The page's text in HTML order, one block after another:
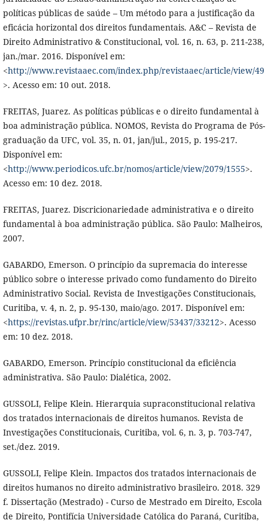
políticas públicas de saúde – Um método para a justificação da
eficácia horizontal dos direitos fundamentais. A&C – Revista de
Direito Administrativo & Constitucional, vol. 16, n. 63, p. 211-238,
jan./mar. 2016. Disponível em:
<http://www.revistaaec.com/index.php/revistaaec/article/view/49
>. Acesso em: 10 out. 2018.
FREITAS, Juarez. As políticas públicas e o direito fundamental à
boa administração pública. NOMOS, Revista do Programa de Pós-
graduação da UFC, vol. 35, n. 01, jan/jul., 2015, p. 195-217.
Disponível em:
<http://www.periodicos.ufc.br/nomos/article/view/2079/1555>.
Acesso em: 10 dez. 2018.
FREITAS, Juarez. Discricionariedade administrativa e o direito
fundamental à boa administração pública. São Paulo: Malheiros,
2007.
GABARDO, Emerson. O princípio da supremacia do interesse
público sobre o interesse privado como fundamento do Direito
Administrativo Social. Revista de Investigações Constitucionais,
Curitiba, v. 4, n. 2, p. 95-130, maio/ago. 2017. Disponível em:
<https://revistas.ufpr.br/rinc/article/view/53437/33212>. Acesso
em: 10 dez. 2018.
GABARDO, Emerson. Princípio constitucional da eficiência
administrativa. São Paulo: Dialética, 2002.
GUSSOLI, Felipe Klein. Hierarquia supraconstitucional relativa
dos tratados internacionais de direitos humanos. Revista de
Investigações Constitucionais, Curitiba, vol. 6, n. 3, p. 703-747,
set./dez. 2019.
GUSSOLI, Felipe Klein. Impactos dos tratados internacionais de
direitos humanos no direito administrativo brasileiro. 2018. 329
f. Dissertação (Mestrado) - Curso de Mestrado em Direito, Escola
de Direito, Pontifícia Universidade Católica do Paraná, Curitiba,